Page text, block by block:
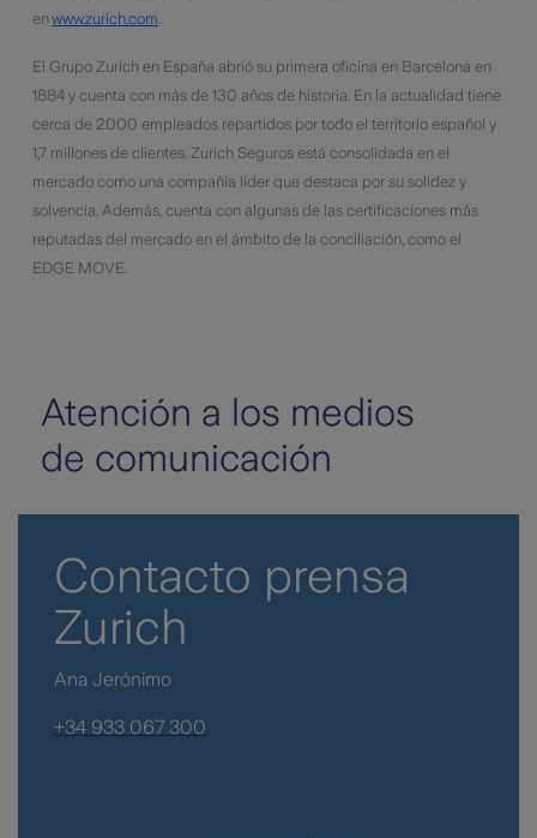
enwww.zurich.com
El Grupo Zurich en España abrió su primera oficina en Barcelona en
1884 y cuenta con más de 130 años de historia. En la actualidad tiene
cerca de 2.000 empleados repartidos por todo el territorio español y
1,7 millones de clientes. Zurich Seguros está consolidada en el
mercado como una compañía líder que destaca por su solidez y
solvencia. Además, cuenta con algunas de las certificaciones más
reputadas del mercado en el ámbito de la conciliación, como el
EDGE MOVE.
Atención a los medios
de comunicación
Contacto prensa
Zurich
Ana Jerónimo
+34 933 067 300